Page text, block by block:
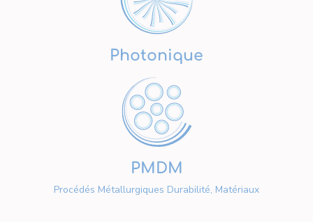
Photonique
PMDM
Procédés Métallurgiques Durabilité, Matériaux